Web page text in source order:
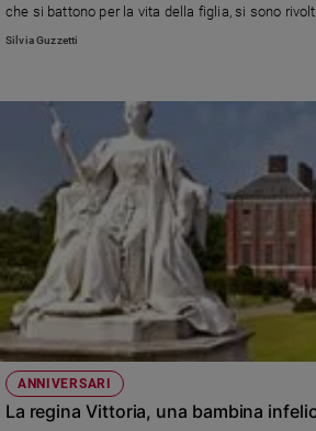
che si battono per la vita della figlia, si sono
vorrebbero trasferirla all'ospedale "Gaslini" di
Silvia Guzzetti
ANNIVERSARI
La regina Vittoria, una bambina